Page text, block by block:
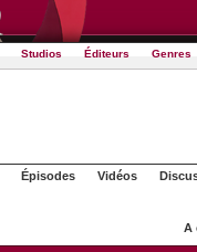
Studios Éditeurs Genres
Épisodes Vidéos
A